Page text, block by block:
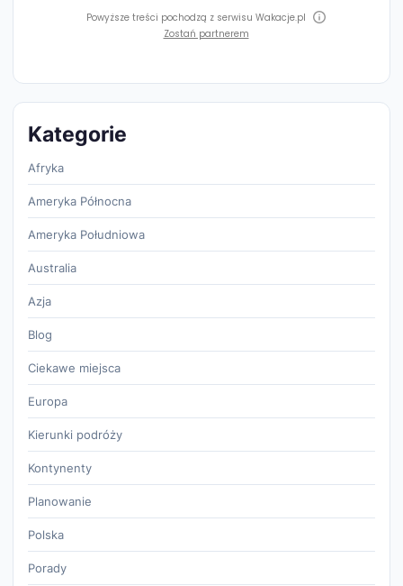
Powyższe treści pochodzą z serwisu Wakacje.pl
Zostań partnerem
Kategorie
Afryka
Ameryka Północna
Ameryka Południowa
Australia
Azja
Blog
Ciekawe miejsca
Europa
Kierunki podróży
Kontynenty
Planowanie
Polska
Porady